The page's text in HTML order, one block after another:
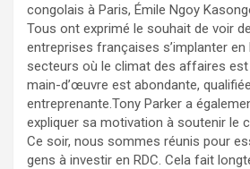
congolais à Paris, Émile Ngoy
Tous ont exprimé le souhait de voir
entreprises françaises s’implanter en
secteurs où le climat des affaires
main-d’œuvre est abondante,
entreprenante.Tony Parker a
expliquer sa motivation à soutenir le
Ce soir, nous sommes réunis pour
gens à investir en RDC. Cela fait